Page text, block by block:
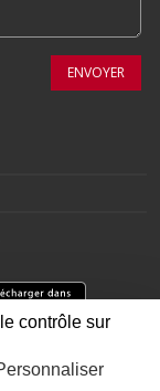
ENVOYER
CONNEXION
contrôle sur